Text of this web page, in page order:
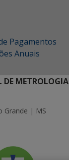
Pagamentos
Anuais
DE METROLOGIA
Grande | MS